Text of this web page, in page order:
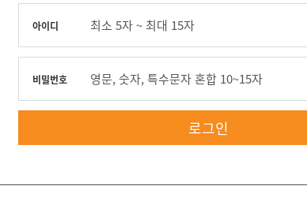
아이디 최소 5자 ~ 최대 15자
비밀번호 영문, 숫자, 특수문자 혼합 10~15자
로그인